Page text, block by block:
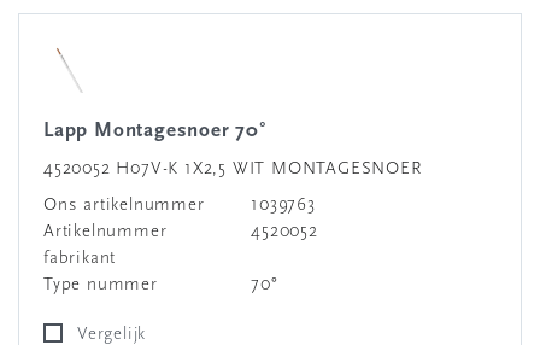
Lapp Montagesnoer 70°
4520052 H07V-K 1X2,5 WIT MONTAGESNOER
Ons artikelnummer
1039763
Artikelnummer
fabrikant
4520052
Type nummer 70°
Vergelijk